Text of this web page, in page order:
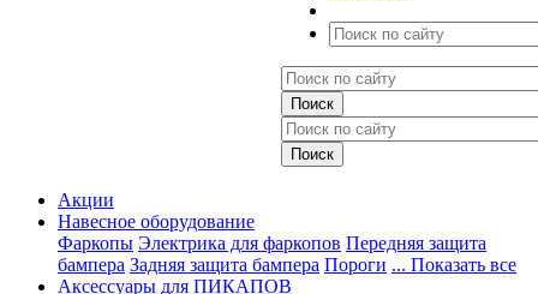
Акции
Навесное оборудование
Фаркопы Электрика для фаркопов Передняя защита
бампера Задняя защита бампера Пороги ... Показать все
Аксессуары для ПИКАПОВ